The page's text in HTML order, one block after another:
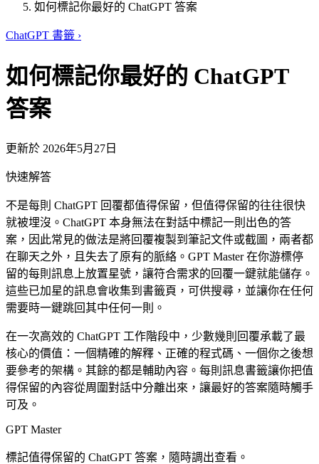
如何標記你最好的 ChatGPT 答案
ChatGPT 書籤 ›
如何標記你最好的 ChatGPT
答案
更新於 2026年5月27日
快速解答
不是每則 ChatGPT 回覆都值得保留，但值得保留的往往很快
就被埋沒。ChatGPT 本身無法在對話中標記一則出色的答
案，因此常見的做法是將回覆複製到筆記文件或截圖，兩者都
在聊天之外，且失去了原有的脈絡。GPT Master 在你游標停
留的每則訊息上放置星號，讓符合需求的回覆一鍵就能儲存。
這些已加星的訊息會收集到書籤頁，可供搜尋，並讓你在任何
需要時一鍵跳回其中任何一則。
在一次高效的 ChatGPT 工作階段中，少數幾則回覆承載了最
核心的價值：一個精確的解釋、正確的程式碼、一個你之後想
要參考的架構。其餘的都是輔助內容。每則訊息書籤讓你把值
得保留的內容從周圍對話中分離出來，讓最好的答案隨時觸手
可及。
GPT Master
標記值得保留的 ChatGPT 答案，隨時調出查看。